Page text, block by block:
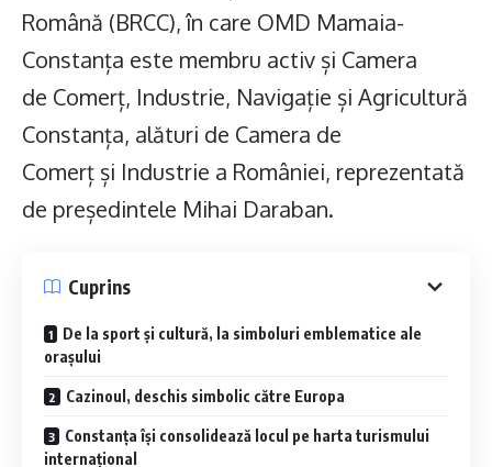
Română (BRCC), în care OMD Mamaia-
Constanța este membru activ și Camera
de Comerț, Industrie, Navigație și Agricultură
Constanța, alături de Camera de
Comerț și Industrie a României, reprezentată
de președintele Mihai Daraban.
Cuprins
De la sport și cultură, la simboluri emblematice ale
orașului
Cazinoul, deschis simbolic către Europa
Constanța își consolidează locul pe harta turismului
internațional